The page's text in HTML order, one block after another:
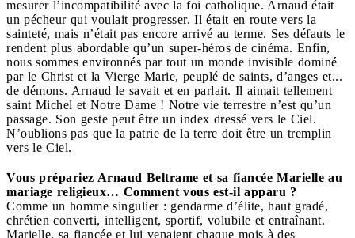
mesurer l’incompatibilité avec la foi catholique. Arnaud était
un pécheur qui voulait progresser. Il était en route vers la
sainteté, mais n’était pas encore arrivé au terme. Ses défauts le
rendent plus abordable qu’un super-héros de cinéma. Enfin,
nous sommes environnés par tout un monde invisible dominé
par le Christ et la Vierge Marie, peuplé de saints, d’anges et...
de démons. Arnaud le savait et en parlait. Il aimait tellement
saint Michel et Notre Dame ! Notre vie terrestre n’est qu’un
passage. Son geste peut être un index dressé vers le Ciel.
N’oublions pas que la patrie de la terre doit être un tremplin
vers le Ciel.
Vous prépariez Arnaud Beltrame et sa fiancée Marielle au
mariage religieux… Comment vous est-il apparu ?
Comme un homme singulier : gendarme d’élite, haut gradé,
chrétien converti, intelligent, sportif, volubile et entraînant.
Marielle, sa fiancée et lui venaient chaque mois à des